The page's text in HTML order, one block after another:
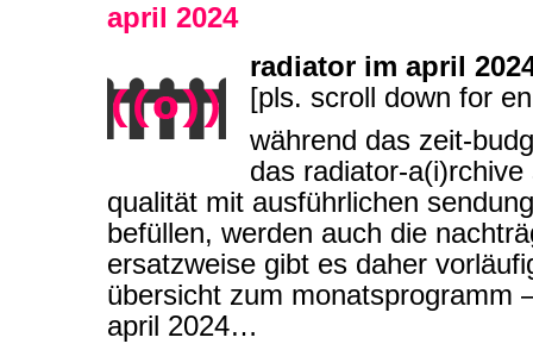
april 2024
radiator im april
[pls. scroll down for
während das zeit-
das radiator-
qualität mit ausführlichen
befüllen, werden auch die
ersatzweise gibt es daher
übersicht zum monatsprogramm
april 2024…